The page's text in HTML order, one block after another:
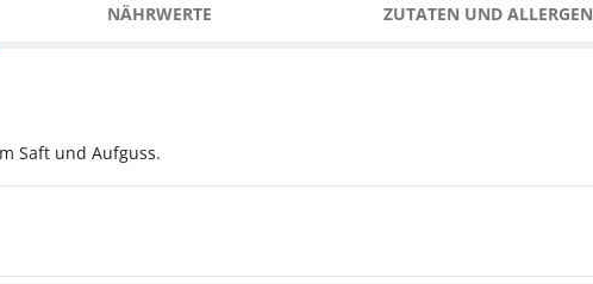
NÄHRWERTE ZUTATEN UND
Saft und Aufguss.